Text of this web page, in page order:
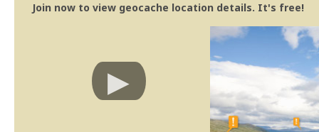
Join now to view geocache location details. It's free!